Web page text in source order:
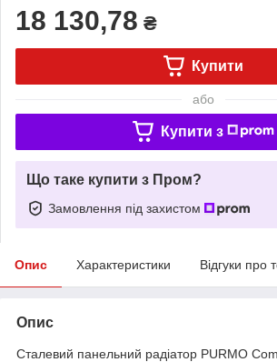
18 130,78 ₴
Купити
або
Купити з
Що таке купити з Пром?
Замовлення під захистом
Опис Характеристики Відгуки про
Опис
Сталевий панельний радіатор PURMO